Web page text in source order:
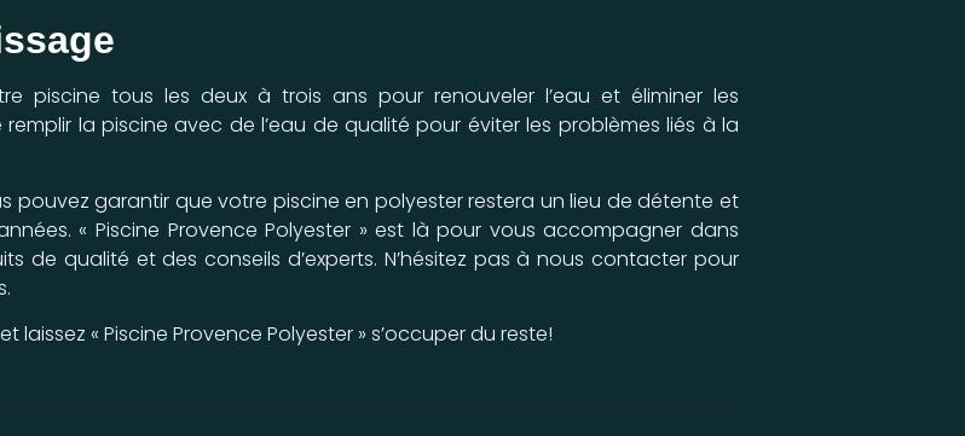
piscine tous les deux à trois ans pour renouveler l’eau et éliminer les
la piscine avec de l’eau de qualité pour éviter les problèmes liés à la
pouvez garantir que votre piscine en polyester restera un lieu de détente et
« Piscine Provence Polyester » est là pour vous accompagner dans
de qualité et des conseils d’experts. N’hésitez pas à nous contacter pour
« Piscine Provence Polyester » s’occuper du reste!